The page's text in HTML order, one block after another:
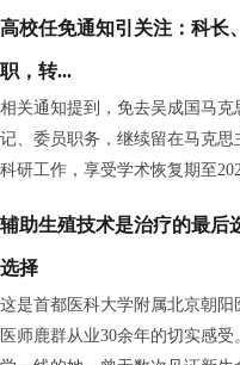
高校任免通知引关注：科长
职，转...
相关通知提到，免去吴成国马克
记、委员职务，继续留在马克思
科研工作，享受学术恢复期至
辅助生殖技术是治疗的最后
选择
这是首都医科大学附属北京朝阳
医师鹿群从业30余年的切实感